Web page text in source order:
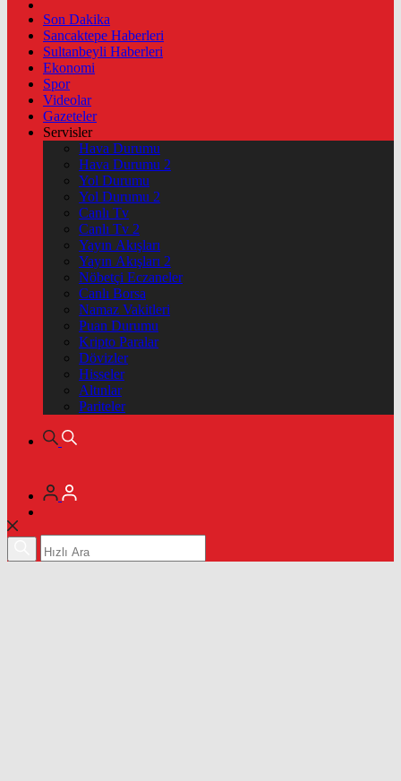
Son Dakika
Sancaktepe Haberleri
Sultanbeyli Haberleri
Ekonomi
Spor
Videolar
Gazeteler
Servisler
Hava Durumu
Hava Durumu 2
Yol Durumu
Yol Durumu 2
Canlı Tv
Canlı Tv 2
Yayın Akışları
Yayın Akışları 2
Nöbetçi Eczaneler
Canlı Borsa
Namaz Vakitleri
Puan Durumu
Kripto Paralar
Dövizler
Hisseler
Altınlar
Pariteler